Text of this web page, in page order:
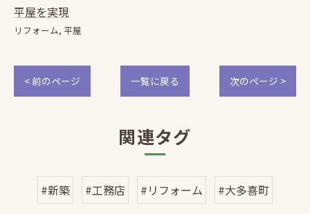
平屋を実現
リフォーム 平屋
< 前のページ 一覧に戻る 次のページ >
関連タグ
#新築 #工務店 #リフォーム #大多喜町